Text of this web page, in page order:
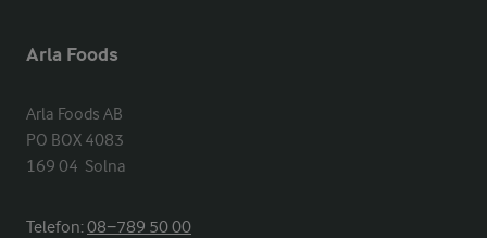
Arla Foods
Arla Foods AB
PO BOX 4083
169 04  Solna
Telefon:08−789 50 00